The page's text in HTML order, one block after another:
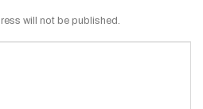
will not be published.